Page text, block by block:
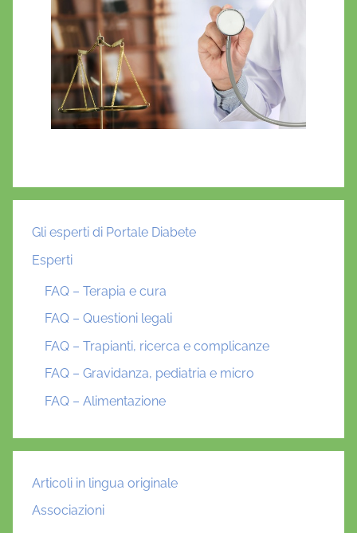
e
e
e
l
e
Gli esperti di Portale Diabete
Esperti
FAQ – Terapia e cura
FAQ – Questioni legali
FAQ – Trapianti, ricerca e complicanze
FAQ – Gravidanza, pediatria e micro
FAQ – Alimentazione
Articoli in lingua originale
Associazioni